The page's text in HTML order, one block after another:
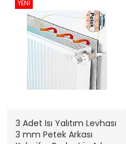
YENİ
3 Adet Isı Yalıtım Levhası
3 mm Petek Arkası